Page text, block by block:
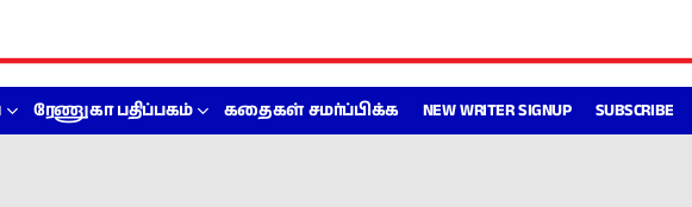
ரேணுகா பதிப்பகம் கதைகள் சமர்ப்பிக்க NEW WRITER SIGNUP SUBSCRIBE